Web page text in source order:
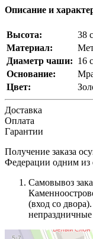
Описание и
Высота:
38
Материал:
Диаметр чаши: 16
Основание:
Цвет:
Доставка
Оплата
Гарантии
Получение заказа
Федерации одним из
Самовывоз
(вход со